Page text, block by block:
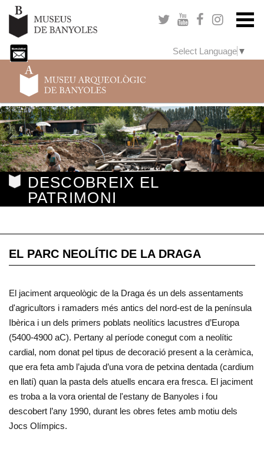
Select Language ▼
Previous Next
DESCOBREIX EL
PATRIMONI
EL PARC NEOLÍTIC DE LA DRAGA
El jaciment arqueològic de la Draga és un dels assentaments
d'agricultors i ramaders més antics del nord-est de la península
Ibèrica i un dels primers poblats neolítics lacustres d’Europa
(5400-4900 aC). Pertany al període conegut com a neolític
cardial, nom donat pel tipus de decoració present a la ceràmica,
que era feta amb l’ajuda d’una vora de petxina dentada (cardium
en llatí) quan la pasta dels atuells encara era fresca. El jaciment
es troba a la vora oriental de l'estany de Banyoles i fou
descobert l’any 1990, durant les obres fetes amb motiu dels
Jocs Olímpics.